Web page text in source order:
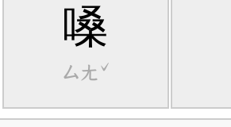
嗓
ㄙㄤˇ